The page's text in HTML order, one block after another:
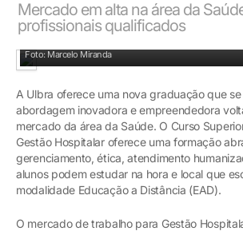
Mercado em alta na área da
profissionais qualificados
Foto: Marcelo Miranda
A Ulbra oferece uma nova graduação que
abordagem inovadora e empreendedora
mercado da área da Saúde. O Curso
Gestão Hospitalar oferece uma formação
gerenciamento, ética, atendimento
alunos podem estudar na hora e local que
modalidade Educação a Distância (EAD).
O mercado de trabalho para Gestão